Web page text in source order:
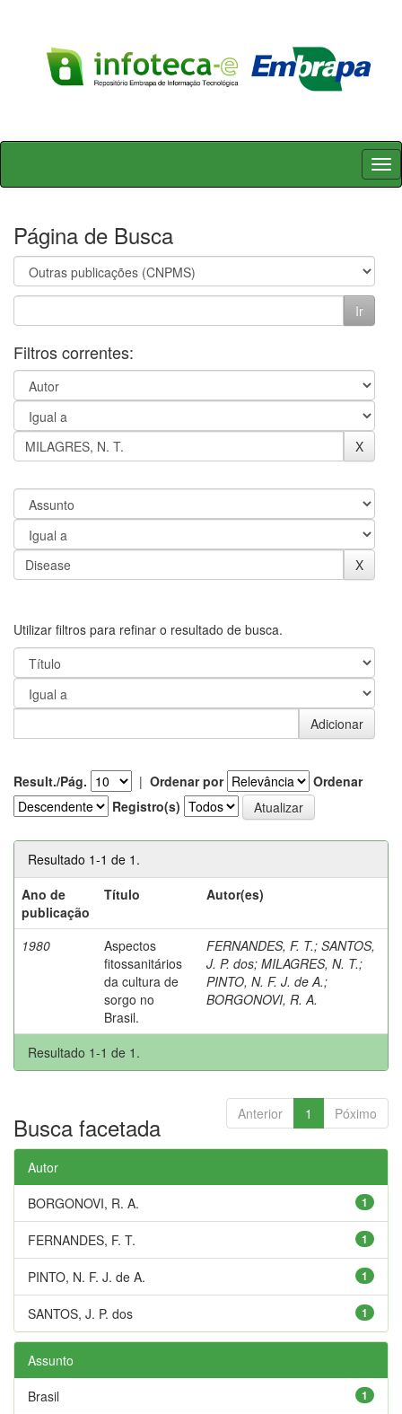
Skip
Página de Busca
Filtros correntes:
Utilizar filtros para refinar o resultado de busca.
Result./Pág. | Ordenar por
Ordenar
Registro(s)
Resultado 1-1 de 1.
Ano de
publicação
Título Autor(es)
1980
Aspectos
fitossanitários
da cultura de
sorgo no
Brasil.
FERNANDES, F. T.; SANTOS,
J. P. dos; MILAGRES, N. T.;
PINTO, N. F. J. de A.;
BORGONOVI, R. A.
Resultado 1-1 de 1.
Anterior 1 Póximo
Busca facetada
Autor
1
BORGONOVI, R. A.
1
FERNANDES, F. T.
1
PINTO, N. F. J. de A.
1
SANTOS, J. P. dos
Assunto
1
Brasil